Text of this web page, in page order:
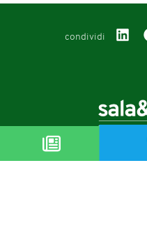
condividi
Autorizzazione del Tribunale